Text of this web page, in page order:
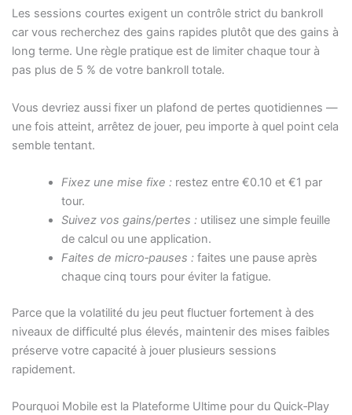
Les sessions courtes exigent un contrôle strict du bankroll
car vous recherchez des gains rapides plutôt que des gains à
long terme. Une règle pratique est de limiter chaque tour à
pas plus de 5 % de votre bankroll totale.
Vous devriez aussi fixer un plafond de pertes quotidiennes —
une fois atteint, arrêtez de jouer, peu importe à quel point cela
semble tentant.
Fixez une mise fixe : restez entre €0.10 et €1 par
tour.
Suivez vos gains/pertes : utilisez une simple feuille
de calcul ou une application.
Faites de micro‑pauses : faites une pause après
chaque cinq tours pour éviter la fatigue.
Parce que la volatilité du jeu peut fluctuer fortement à des
niveaux de difficulté plus élevés, maintenir des mises faibles
préserve votre capacité à jouer plusieurs sessions
rapidement.
Pourquoi Mobile est la Plateforme Ultime pour du Quick‑Play